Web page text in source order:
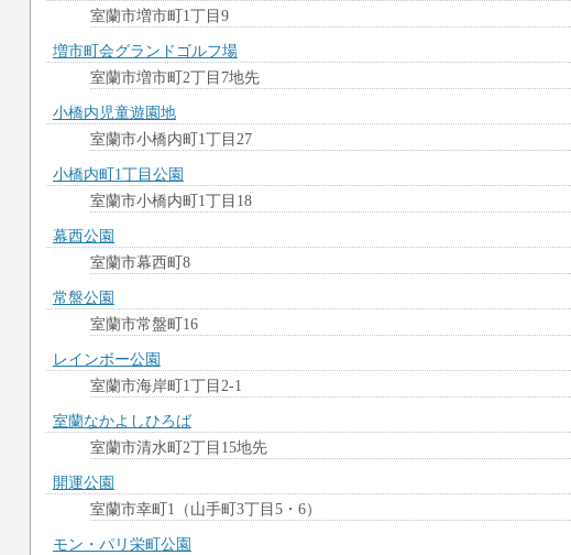
室蘭市増市町1丁目9
増市町会グランドゴルフ場
室蘭市増市町2丁目7地先
小橋内児童遊園地
室蘭市小橋内町1丁目27
小橋内町1丁目公園
室蘭市小橋内町1丁目18
幕西公園
室蘭市幕西町8
常盤公園
室蘭市常盤町16
レインボー公園
室蘭市海岸町1丁目2-1
室蘭なかよしひろば
室蘭市清水町2丁目15地先
開運公園
室蘭市幸町1（山手町3丁目5・6）
モン・パリ栄町公園